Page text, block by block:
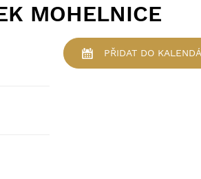
MOHELNICE
PŘIDATDO